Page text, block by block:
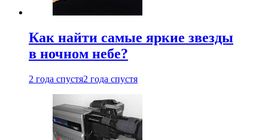
Как найти самые яркие звезды
в ночном небе?
2 года спустя2 года спустя